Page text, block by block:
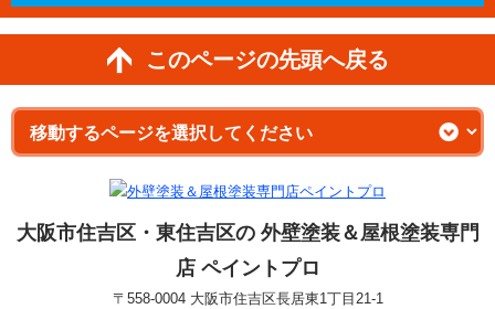
このページの先頭へ戻る
大阪市住吉区・東住吉区の 外壁塗装＆屋根塗装専門
店 ペイントプロ
〒558-0004 大阪市住吉区長居東1丁目21-1